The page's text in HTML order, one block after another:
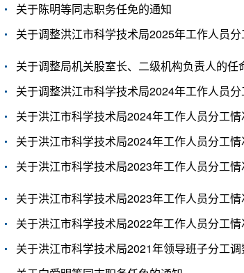
关于陈明等同志职务任免的通知
关于调整洪江市科学技术局2025年工作人员
关于调整局机关股室长、二级机构负责人的任
关于调整洪江市科学技术局2024年工作人员
关于洪江市科学技术局2024年工作人员分工
关于洪江市科学技术局2024年工作人员分工
关于洪江市科学技术局2023年工作人员分工
关于洪江市科学技术局2023年工作人员分工
关于洪江市科学技术局2022年工作人员分工
关于洪江市科学技术局2021年领导班子分工